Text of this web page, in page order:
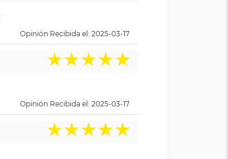
Opinión Recibida el: 2025-03-17
★★★★★
Opinión Recibida el: 2025-03-17
★★★★★